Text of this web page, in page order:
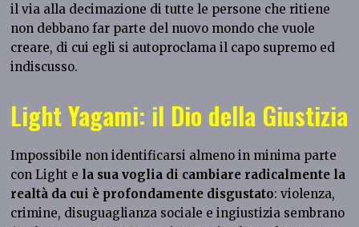
il via alla decimazione di tutte le persone che ritiene
non debbano far parte del nuovo mondo che vuole
creare, di cui egli si autoproclama il capo supremo ed
indiscusso.
Light Yagami: il Dio della Giustizia
Impossibile non identificarsi almeno in minima parte
con Light e la sua voglia di cambiare radicalmente la
realtà da cui è profondamente disgustato: violenza,
crimine, disuguaglianza sociale e ingiustizia sembrano